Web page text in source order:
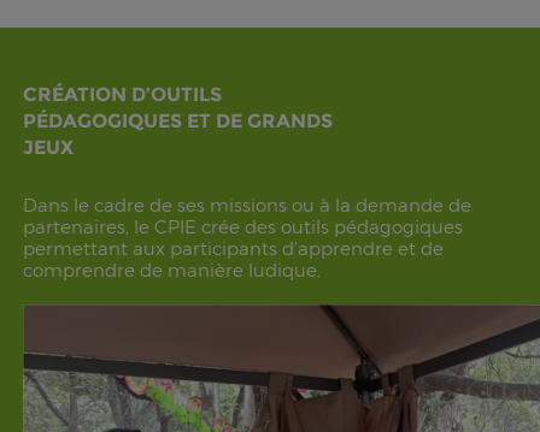
CRÉATION D’OUTILS
PÉDAGOGIQUES ET DE GRANDS
JEUX
Dans le cadre de ses missions ou à la demande de
partenaires, le CPIE crée des outils pédagogiques
permettant aux participants d’apprendre et de
comprendre de manière ludique.